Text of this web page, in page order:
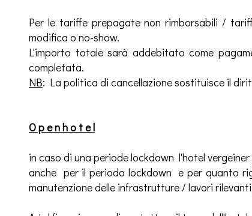
Per le tariffe prepagate non rimborsabili /
modifica o no-show.
L'importo totale sarà addebitato come
completata.
NB: La politica di cancellazione sostituisce il
O p e n h o t e l
in caso di una periode lockdown l'hotel
anche per il periodo lockdown e per quanto
manutenzione delle infrastrutture / lavori